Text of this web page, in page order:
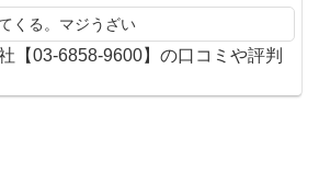
くる。マジうざい
【03-6858-9600】の口コミや評判